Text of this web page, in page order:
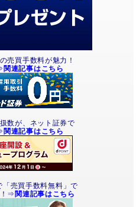
売買手数料が魅力！
関連記事はこちら
数が、ネット証券で
関連記事はこちら
売買手数料無料」で
！⇒ 関連記事はこちら